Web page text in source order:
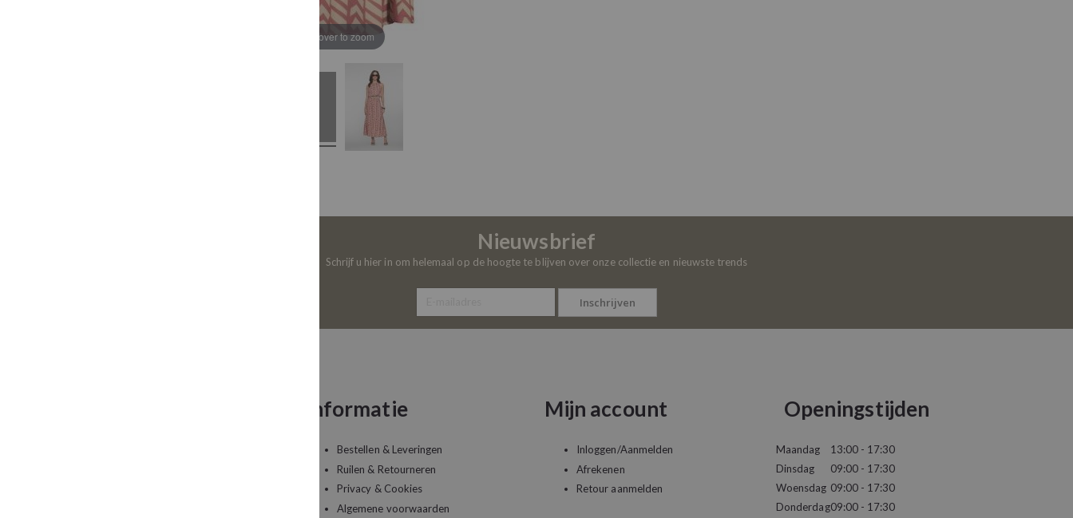
Hover to zoom
Nieuwsbrief
Schrijf u hier in om helemaal op de hoogte te blijven over onze collectie en nieuwste trends
Inschrijven
Informatie
Bestellen & Leveringen
Ruilen & Retourneren
Privacy & Cookies
Algemene voorwaarden
Mijn account
Inloggen/Aanmelden
Afrekenen
Retour aanmelden
Openingstijden
Maandag
Dinsdag
Woensdag
Donderdag
13:00 - 17:30
09:00 - 17:30
09:00 - 17:30
09:00 - 17:30